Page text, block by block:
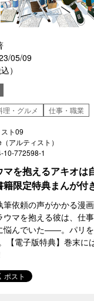
05/09
）
理・グルメ 仕事・職業
ト09
アルティスト）
10-772598-1
を抱えるアキオは
限定特典まんが付
筆依頼の声がかかる漫
ウマを抱える彼は、仕
悩んでいた――。パリ
【電子版特典】巻末に